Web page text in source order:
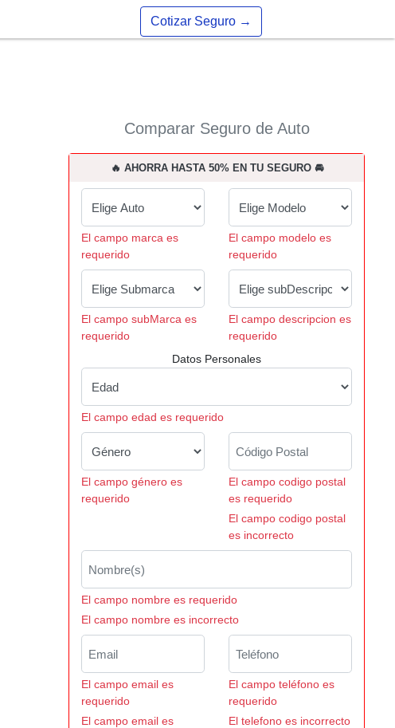
Cotizar Seguro →
Comparar Seguro de Auto
🔥 AHORRA HASTA 50% EN TU SEGURO 🚘
El campo marca es
requerido
El campo modelo es
requerido
El campo subMarca es
requerido
El campo descripcion es
requerido
Datos Personales
El campo edad es requerido
El campo género es
requerido
El campo codigo postal
es requerido
El campo codigo postal
es incorrecto
El campo nombre es requerido
El campo nombre es incorrecto
El campo email es
requerido
El campo email es
El campo teléfono es
requerido
El telefono es incorrecto